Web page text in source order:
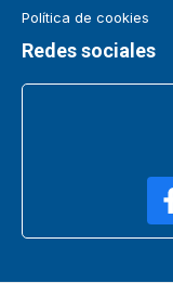
Política de cookies
Redes sociales